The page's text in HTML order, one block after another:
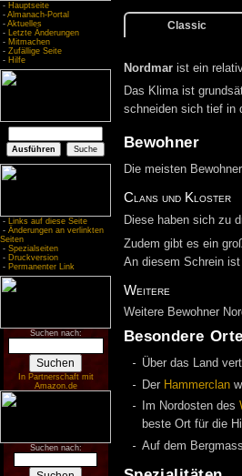
- Hauptseite
- Almanach-Portal
- Aktuelles
- Letzte Änderungen
- Mitmachen
- Zufällige Seite
- Hilfe
- Links auf diese Seite
- Änderungen an verlinkten
Seiten
- Spezialseiten
- Druckversion
- Permanenter Link
Suchen nach:
In Partnerschaft mit
Amazon.de
Suchen nach:
Classic
Nordmarist ein
Das Klima ist
schneiden sich tief in
Bewohner
Die meisten
Clans und Kloster
Diese haben sich zu
Zudem gibt es ein
An diesem Schrein ist
Weitere
Weitere Bewohner
Besondere Orte
Über das Land
Der Hammerclan
Im Nordosten des
beste Ort für die
Auf dem